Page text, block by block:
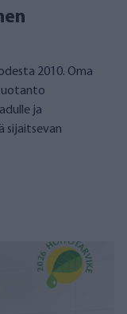
2010. Oma
ja
sijaitsevan